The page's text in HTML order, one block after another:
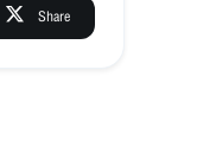
Share